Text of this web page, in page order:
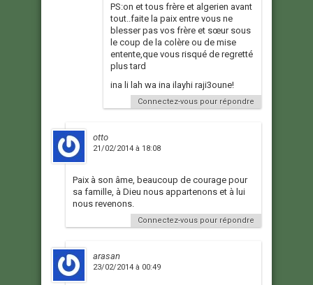
PS:on et tous frère et algerien avant
tout..faite la paix entre vous ne
blesser pas vos frère et sœur sous
le coup de la colère ou de mise
entente,que vous risqué de regretté
plus tard
ina li lah wa ina ilayhi raji3oune!
Connectez-vous pour répondre
otto
21/02/2014 à 18:08
Paix à son âme, beaucoup de courage pour
sa famille, à Dieu nous appartenons et à lui
nous revenons.
Connectez-vous pour répondre
arasan
23/02/2014 à 00:49